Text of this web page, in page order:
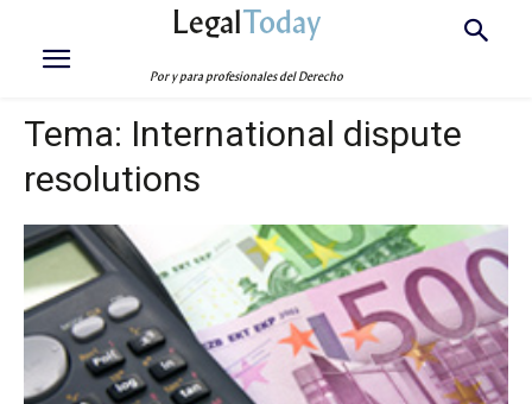
LegalToday
Por y para profesionales del Derecho
Tema: International dispute
resolutions